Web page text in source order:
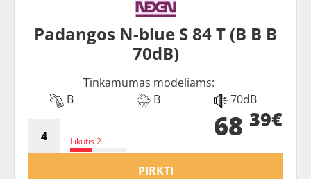
Padangos N-blue S 84 T (B B B
70dB)
Tinkamumas modeliams:
B
B 70dB
Likutis 2 68 39€
PIRKTI